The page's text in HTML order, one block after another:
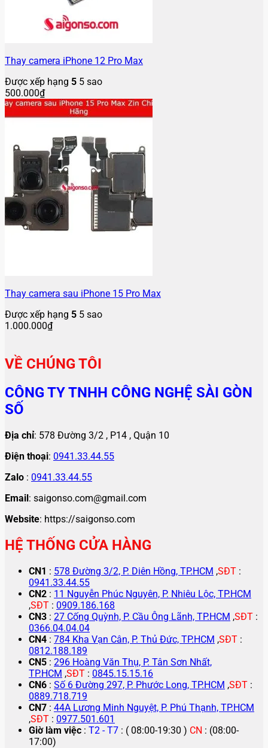
Thay camera iPhone 12 Pro Max
Được xếp hạng 5 5 sao
500.000₫
Thay camera sau iPhone 15 Pro Max
Được xếp hạng 5 5 sao
1.000.000₫
VỀ CHÚNG TÔI
CÔNG TY TNHH CÔNG NGHỆ SÀI GÒN
SỐ
Địa chỉ: 578 Đường 3/2 , P14 , Quận 10
Điện thoại: 0941.33.44.55
Zalo : 0941.33.44.55
Email: saigonso.com@gmail.com
Website: https://saigonso.com
HỆ THỐNG CỬA HÀNG
CN1 : 578 Đường 3/2, P. Diên Hồng, TP.HCM ,SĐT :
0941.33.44.55
CN2 : 11 Nguyễn Phúc Nguyên, P. Nhiêu Lộc, TP.HCM
,SĐT : 0909.186.168
CN3 : 27 Cống Quỳnh, P. Cầu Ông Lãnh, TP.HCM ,SĐT :
0366.04.04.04
CN4 : 784 Kha Vạn Cân, P. Thủ Đức, TP.HCM ,SĐT :
0812.188.189
CN5 : 296 Hoàng Văn Thụ, P. Tân Sơn Nhất,
TP.HCM ,SĐT : 0845.15.15.16
CN6 : Số 6 Đường 297, P. Phước Long, TP.HCM ,SĐT :
0889.718.719
CN7 : 44A Lương Minh Nguyệt, P. Phú Thạnh, TP.HCM
,SĐT : 0977.501.601
Giờ làm việc : T2 - T7 : ( 08:00-19:30 ) CN : (08:00-
17:00)